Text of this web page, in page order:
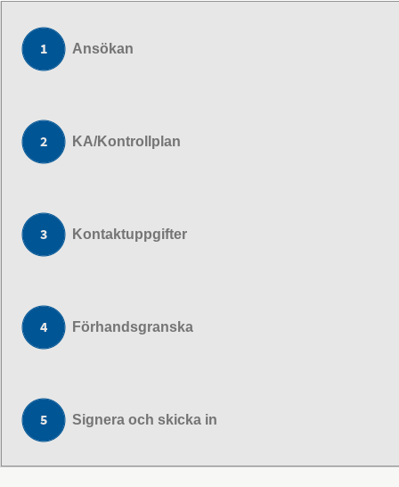
Ansökan
KA/Kontrollplan
Kontaktuppgifter
Förhandsgranska
Signera och skicka in